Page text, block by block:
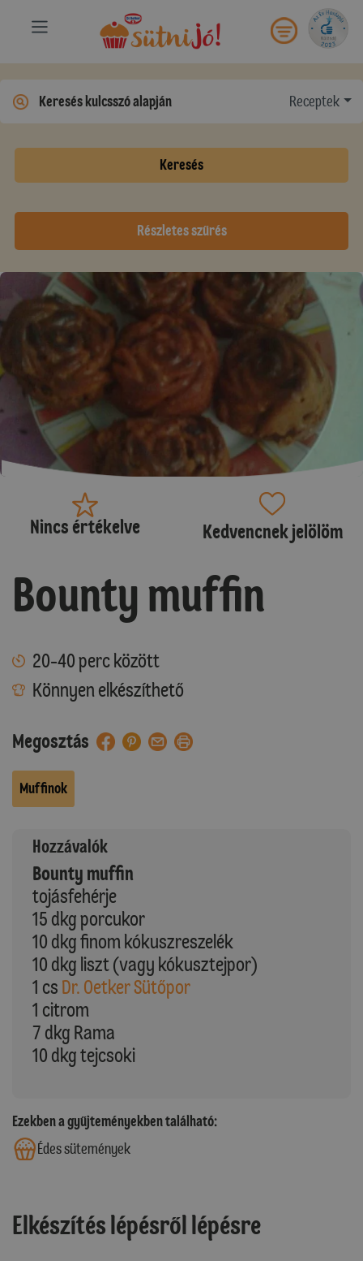
Receptek
Keresés
Részletes szűrés
Nincs értékelve Kedvencnek jelölöm
Bounty muffin
20-40 perc között
Könnyen elkészíthető
Megosztás
Muffinok
Hozzávalók
Bounty muffin
tojásfehérje
15 dkg porcukor
10 dkg finom kókuszreszelék
10 dkg liszt (vagy kókusztejpor)
1 cs Dr. Oetker Sütőpor
1 citrom
7 dkg Rama
10 dkg tejcsoki
Ezekben a gyűjteményekben található:
Édes sütemények
Elkészítés lépésről lépésre